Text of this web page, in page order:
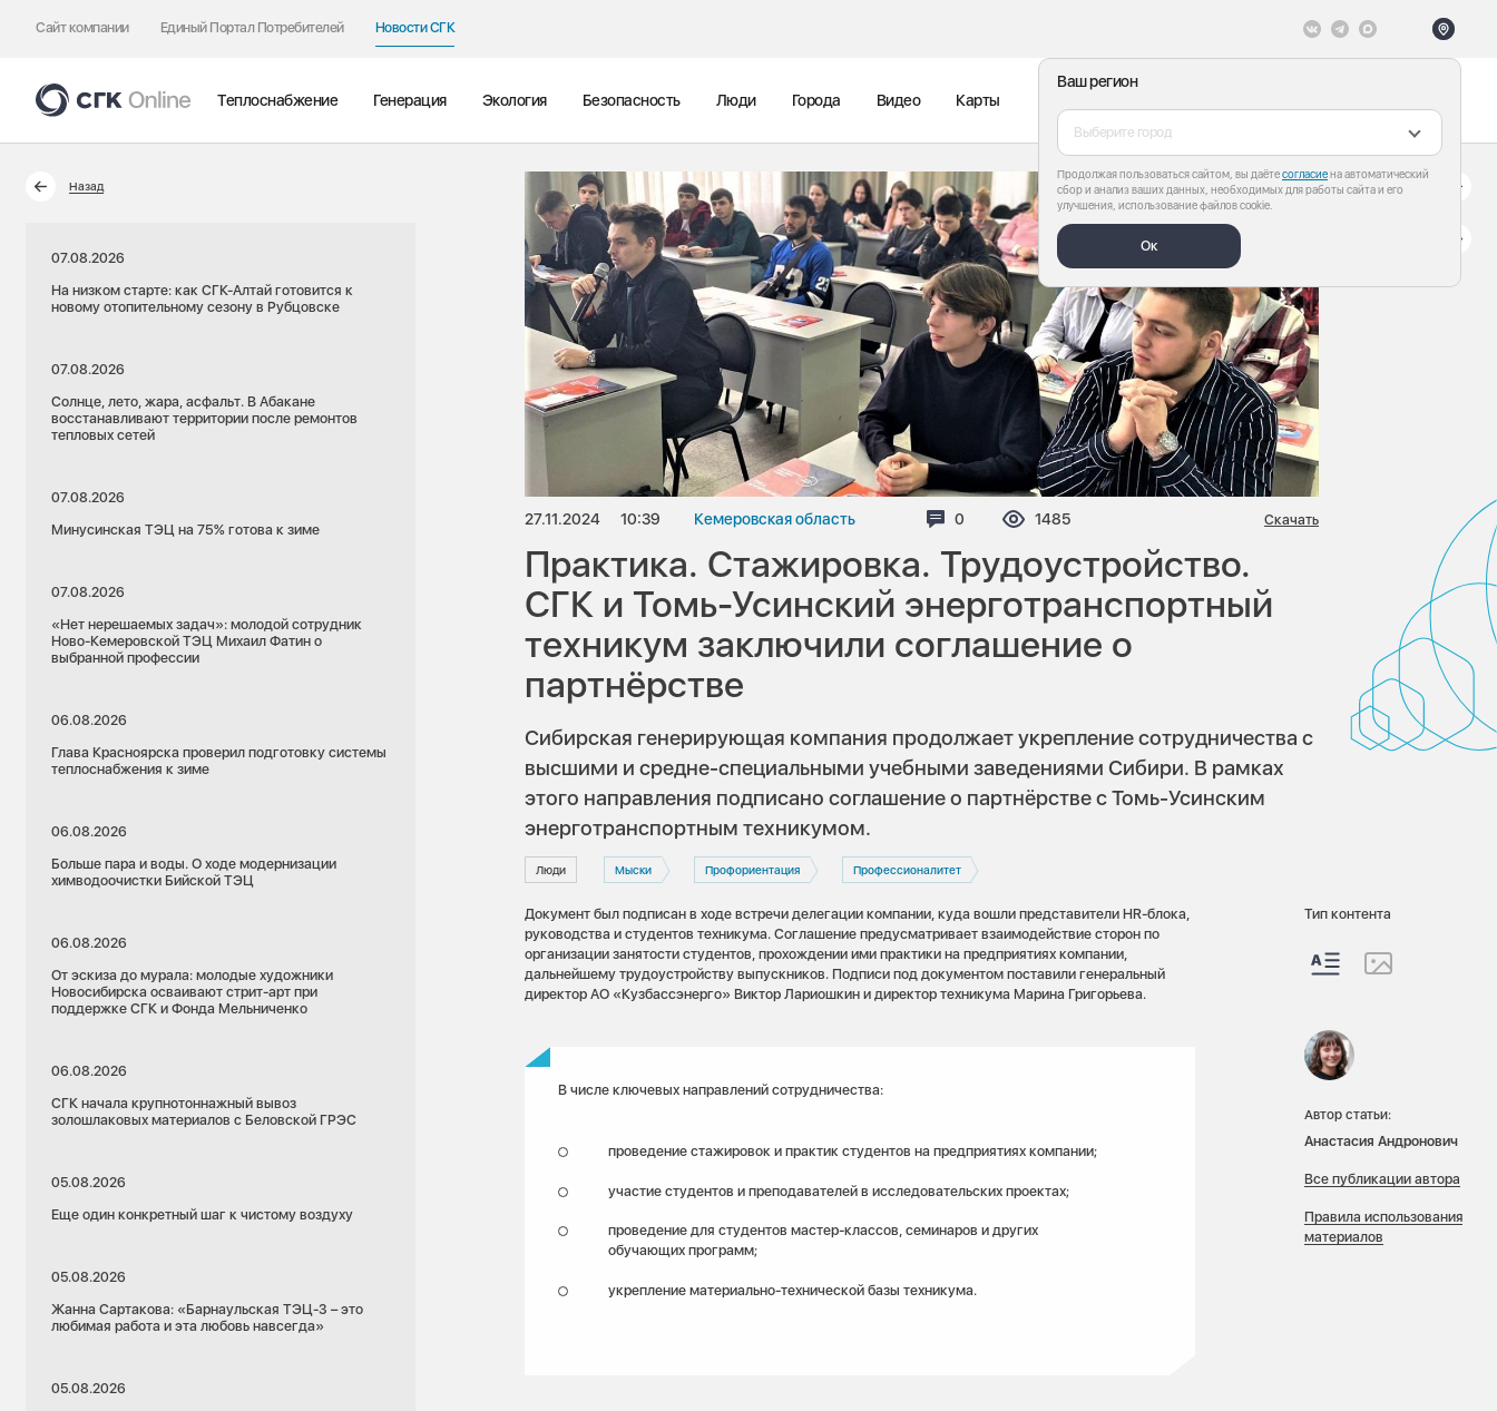
Сайт компании Единый Портал Потребителей Новости СГК
Ваш регион
Выберите город
Продолжая пользоваться сайтом, вы даётесогласиена автоматический
сбор и анализ ваших данных, необходимых для работы сайта и его
улучшения, использование файлов cookie.
Ок
Теплоснабжение Генерация Экология Безопасность Люди Города Видео Карты
Назад
07.08.2026
На низком старте: как СГК-Алтай готовится к
новому отопительному сезону в Рубцовске
07.08.2026
Солнце, лето, жара, асфальт. В Абакане
восстанавливают территории после ремонтов
тепловых сетей
07.08.2026
Минусинская ТЭЦ на 75% готова к зиме
07.08.2026
«Нет нерешаемых задач»: молодой сотрудник
Ново-Кемеровской ТЭЦ Михаил Фатин о
выбранной профессии
06.08.2026
Глава Красноярска проверил подготовку системы
теплоснабжения к зиме
06.08.2026
Больше пара и воды. О ходе модернизации
химводоочистки Бийской ТЭЦ
06.08.2026
От эскиза до мурала: молодые художники
Новосибирска осваивают стрит-арт при
поддержке СГК и Фонда Мельниченко
06.08.2026
СГК начала крупнотоннажный вывоз
золошлаковых материалов с Беловской ГРЭС
05.08.2026
Еще один конкретный шаг к чистому воздуху
05.08.2026
Жанна Сартакова: «Барнаульская ТЭЦ-3 – это
любимая работа и эта любовь навсегда»
05.08.2026
27.11.2024 10:39 Кемеровская область Комментариев:
0 Просмотров:
1485 Скачать
Практика. Стажировка. Трудоустройство.
СГК и Томь-Усинский энерготранспортный
техникум заключили соглашение о
партнёрстве
Сибирская генерирующая компания продолжает укрепление сотрудничества с
высшими и средне-специальными учебными заведениями Сибири. В рамках
этого направления подписано соглашение о партнёрстве с Томь-Усинским
энерготранспортным техникумом.
Люди Мыски Профориентация Профессионалитет
Документ был подписан в ходе встречи делегации компании, куда вошли представители HR-блока,
руководства и студентов техникума. Соглашение предусматривает взаимодействие сторон по
организации занятости студентов, прохождении ими практики на предприятиях компании,
дальнейшему трудоустройству выпускников. Подписи под документом поставили генеральный
директор АО «Кузбассэнерго» Виктор Лариошкин и директор техникума Марина Григорьева.
В числе ключевых направлений сотрудничества:
проведение стажировок и практик студентов на предприятиях компании;
участие студентов и преподавателей в исследовательских проектах;
проведение для студентов мастер-классов, семинаров и других
обучающих программ;
укрепление материально-технической базы техникума.
Тип контента
Автор статьи:
Анастасия Андронович
Все публикации автора
Правила использования
материалов